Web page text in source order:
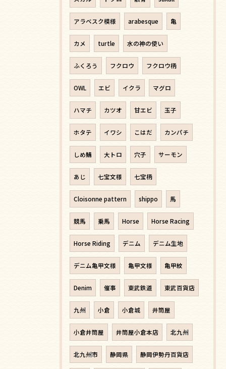
アラベスク模様 arabesque 亀
カメ turtle 水の神の使い
ふくろう フクロウ フクロウ柄
OWL エビ イクラ マグロ
ハマチ カツオ 甘エビ 玉子
ホタテ イワシ こはだ カンパチ
しめ鯖 大トロ 穴子 サーモン
あじ 七宝文様 七宝柄
Cloisonne pattern shippo 馬
競馬 乗馬 Horse Horse Racing
Horse Riding デニム デニム生地
デニム亀甲文様 亀甲文様 亀甲紋
Denim 催事 東武鉄道 東武百貨店
九州 小倉 小倉城 井筒屋
小倉井筒屋 井筒屋小倉本店 北九州
北九州市 静岡県 静岡伊勢丹百貨店